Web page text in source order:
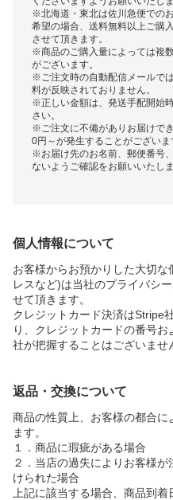
※北海道・東北は佐川急便での
希望の場合、送料無料以上ご購
させて頂きます。
※商品のご購入量によっては複
がございます。
※ご注文時の自動配信メールで
料が反映されておりません。
※正しい金額は、発送手配開始
さい。
※ご注文に不備がありお届けで
0円～が発生することがございま
※お届け先のお名前、郵便番号
ないようご確認をお願いいたしま
個人情報について
お客様からお預かりした大切
レスなど)は当社のプライバシ
せて頂きます。
クレジットカード決済はStripe
り、クレジットカードの番号
社が把握することはございませ
返品・交換について
商品の性質上、お客様の都合
ます。
１．商品に瑕疵がある場合
２．当店の過失によりお客様
けられた場合
上記に該当する場合、商品到